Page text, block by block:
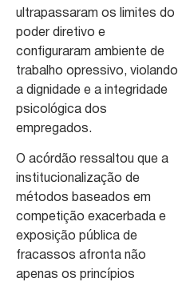
ultrapassaram os limites do
poder diretivo e
configuraram ambiente de
trabalho opressivo, violando
a dignidade e a integridade
psicológica dos
empregados.
O acórdão ressaltou que a
institucionalização de
métodos baseados em
competição exacerbada e
exposição pública de
fracassos afronta não
apenas os princípios